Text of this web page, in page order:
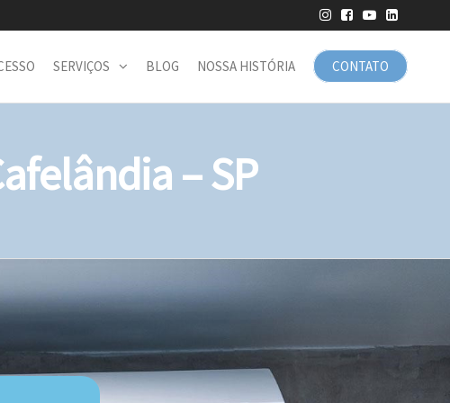
CONTATO
SERVIÇOS BLOG NOSSA HISTÓRIA
– SP